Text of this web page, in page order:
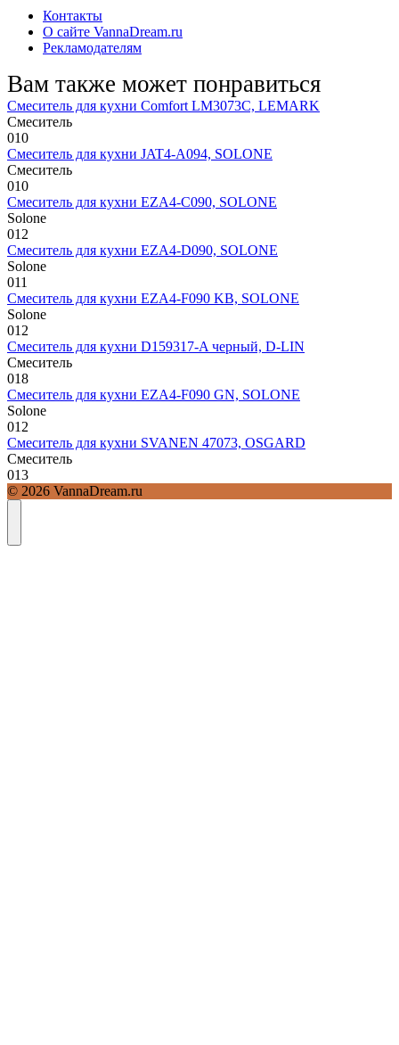
Контакты
О сайте VannaDream.ru
Рекламодателям
Вам также может понравиться
Смеситель для кухни Comfort LM3073C, LEMARK
Смеситель
010
Смеситель для кухни JAT4-A094, SOLONE
Смеситель
010
Смеситель для кухни EZA4-C090, SOLONE
Solone
012
Смеситель для кухни EZA4-D090, SOLONE
Solone
011
Смеситель для кухни EZA4-F090 KB, SOLONE
Solone
012
Смеситель для кухни D159317-A черный, D-LIN
Смеситель
018
Смеситель для кухни EZA4-F090 GN, SOLONE
Solone
012
Смеситель для кухни SVANEN 47073, OSGARD
Смеситель
013
© 2026 VannaDream.ru